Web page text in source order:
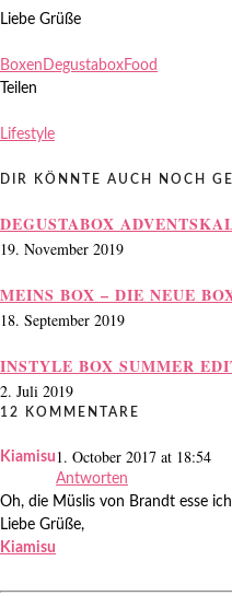
Liebe Grüße
Boxen DegustaboxFood
Teilen
Lifestyle
DIR KÖNNTE AUCH NOCH
DEGUSTABOX
19. November 2019
MEINS BOX – DIE NEUE
18. September 2019
INSTYLE BOX SUMMER
2. Juli 2019
12 KOMMENTARE
Kiamisu1. October 2017 at 18:54
Antworten
Oh, die Müslis von Brandt esse
Liebe Grüße,
Kiamisu